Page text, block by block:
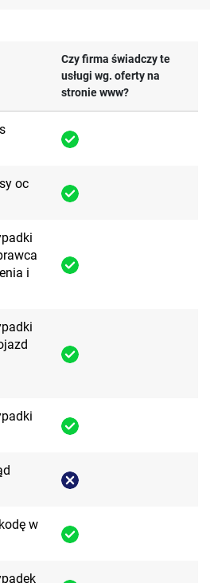
Czy firma świadczy te
usługi wg. oferty na
stronie www?
oc
i
w